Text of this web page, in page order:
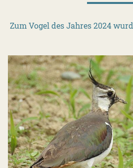
Zum Vogel des Jahres 2024